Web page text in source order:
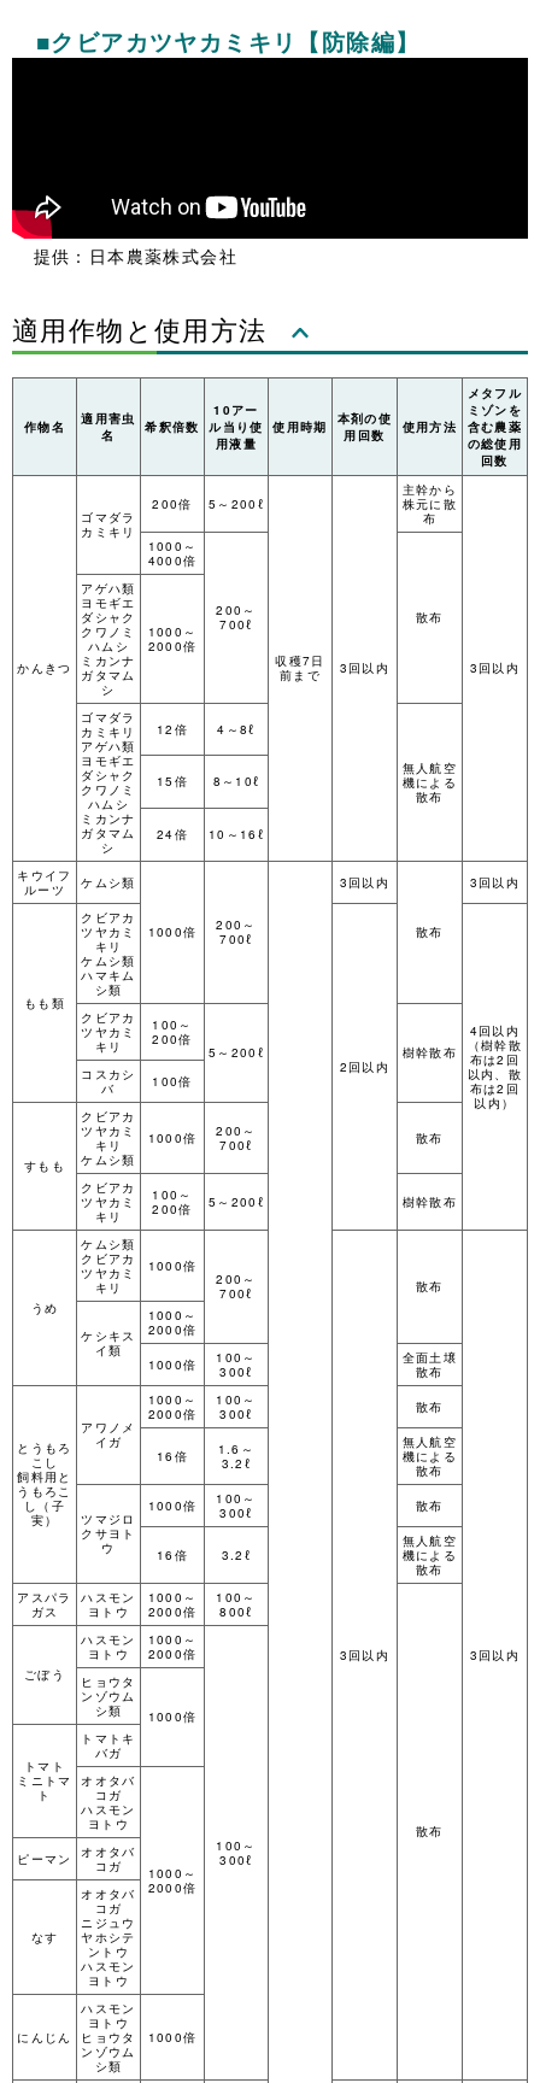
■クビアカツヤカミキリ【防除編】
提供：日本農薬株式会社
適用作物と使用方法
作物名
適用害虫
名
希釈倍数
10アー
ル当り使
用液量
使用時期
本剤の使
用回数
使用方法
メタフル
ミゾンを
含む農薬
の総使用
回数
かんきつ
ゴマダラ
カミキリ
200倍 5～200ℓ
収穫7日
前まで
3回以内
主幹から
株元に散
布
3回以内
1000～
4000倍
200～
700ℓ
散布
アゲハ類
ヨモギエ
ダシャク
クワノミ
ハムシ
ミカンナ
ガタマム
シ
1000～
2000倍
ゴマダラ
カミキリ
アゲハ類
ヨモギエ
ダシャク
クワノミ
ハムシ
ミカンナ
ガタマム
シ
12倍 4～8ℓ
無人航空
機による
散布
15倍 8～10ℓ
24倍 10～16ℓ
キウイフ
ルーツ
ケムシ類
1000倍
200～
700ℓ
3回以内
散布
3回以内
もも類
クビアカ
ツヤカミ
キリ
ケムシ類
ハマキム
シ類
2回以内
4回以内
（樹幹散
布は2回
以内、散
布は2回
以内）
クビアカ
ツヤカミ
キリ
100～
200倍
5～200ℓ
樹幹散布
コスカシ
バ
100倍
すもも
クビアカ
ツヤカミ
キリ
ケムシ類
1000倍
200～
700ℓ
散布
クビアカ
ツヤカミ
キリ
100～
200倍
5～200ℓ 樹幹散布
うめ
ケムシ類
クビアカ
ツヤカミ
キリ
1000倍
200～
700ℓ
3回以内
散布
3回以内
ケシキス
イ類
1000～
2000倍
1000倍
100～
300ℓ
全面土壌
散布
とうもろ
こし
飼料用と
うもろこ
し（子
実）
アワノメ
イガ
1000～
2000倍
100～
300ℓ
散布
16倍
1.6～
3.2ℓ
無人航空
機による
散布
ツマジロ
クサヨト
ウ
1000倍
100～
300ℓ
散布
16倍 3.2ℓ
無人航空
機による
散布
アスパラ
ガス
ハスモン
ヨトウ
1000～
2000倍
100～
800ℓ
散布
ごぼう
ハスモン
ヨトウ
1000～
2000倍
100～
300ℓ
ヒョウタ
ンゾウム
シ類
1000倍
トマト
ミニトマ
ト
トマトキ
バガ
オオタバ
コガ
ハスモン
ヨトウ
1000～
2000倍
ピーマン
オオタバ
コガ
なす
オオタバ
コガ
ニジュウ
ヤホシテ
ントウ
ハスモン
ヨトウ
にんじん
ハスモン
ヨトウ
ヒョウタ
ンゾウム
シ類
1000倍